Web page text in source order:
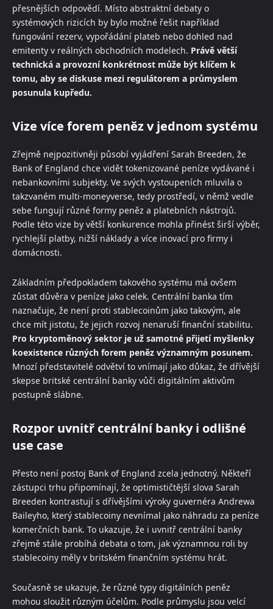
přesnějších odpovědí. Místo abstraktní debaty o
systémových rizicích by bylo možné řešit například
fungování rezerv, vypořádání plateb nebo dohled nad
emitenty v reálných obchodních modelech. Právě větší
technická a provozní konkrétnost může být klíčem k
tomu, aby se diskuse mezi regulátorem a průmyslem
posunula kupředu.
Vize více forem peněz v jednom systému
Zřejmě nejpozitivněji působí vyjádření Sarah Breeden, že
Bank of England chce vidět tokenizované peníze vydávané i
nebankovními subjekty. Ve svých vystoupeních mluvila o
takzvaném multi-moneyverse, tedy prostředí, v němž vedle
sebe fungují různé formy peněz a platebních nástrojů.
Podle této vize by větší konkurence mohla přinést širší výběr,
rychlejší platby, nižší náklady a více inovací pro firmy i
domácnosti.
Základním předpokladem takového systému má ovšem
zůstat důvěra v peníze jako celek. Centrální banka tím
naznačuje, že není proti stablecoinům jako takovým, ale
chce mít jistotu, že jejich rozvoj nenaruší finanční stabilitu.
Pro kryptoměnový sektor je už samotné přijetí myšlenky
koexistence různých forem peněz významným posunem.
Mnozí představitelé odvětví to vnímají jako důkaz, že dřívější
skepse britské centrální banky vůči digitálním aktivům
postupně slábne.
Rozpor uvnitř centrální banky i odlišné
use case
Přesto není postoj Bank of England zcela jednotný. Někteří
zástupci trhu připomínají, že optimističtější slova Sarah
Breeden kontrastují s dřívějšími výroky guvernéra Andrewa
Baileyho, který stablecoiny nevnímal jako náhradu za peníze
komerčních bank. To ukazuje, že i uvnitř centrální banky
zřejmě stále probíhá debata o tom, jak významnou roli by
stablecoiny měly v britském finančním systému hrát.
Současně se ukazuje, že různé typy digitálních peněz
mohou sloužit různým účelům. Podle průmyslu jsou velcí